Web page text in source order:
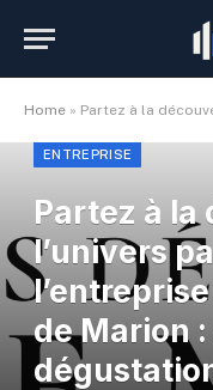
Home » Partez à la découverte de l’univers
ENTREPRISE
Partez à la
l’univers
de Marion